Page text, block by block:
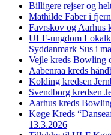
Billigere rejser og
Mathilde Faber i
Favrskov og Aarhus
ULF-ungdom
Syddanmark Sus i
Vejle kreds Bowling
Aabenraa kreds
Kolding kredsen
Svendborg kredsen
Aarhus kreds
Køge Kreds
13.3.2026